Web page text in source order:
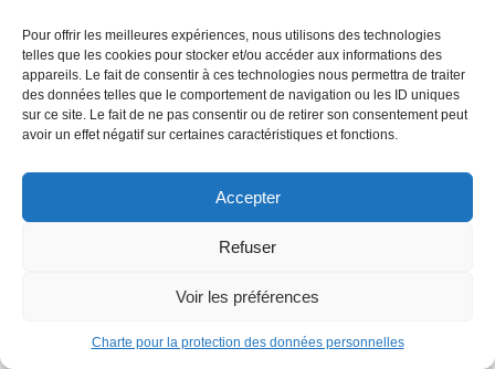
Pour offrir les meilleures expériences, nous utilisons des technologies
telles que les cookies pour stocker et/ou accéder aux informations des
appareils. Le fait de consentir à ces technologies nous permettra de traiter
des données telles que le comportement de navigation ou les ID uniques
sur ce site. Le fait de ne pas consentir ou de retirer son consentement peut
avoir un effet négatif sur certaines caractéristiques et fonctions.
Accepter
Refuser
Voir les préférences
Charte pour la protection des données personnelles
s’échapper.